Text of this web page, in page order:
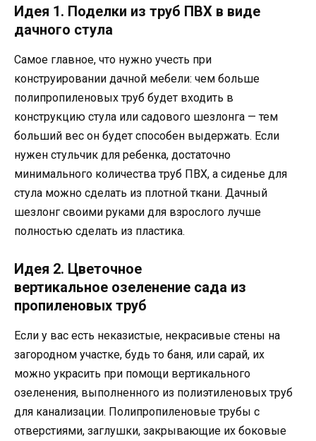
Идея 1. Поделки из труб ПВХ в виде
дачного стула
Самое главное, что нужно учесть при
конструировании дачной мебели: чем больше
полипропиленовых труб будет входить в
конструкцию стула или садового шезлонга — тем
больший вес он будет способен выдержать. Если
нужен стульчик для ребенка, достаточно
минимального количества труб ПВХ, а сиденье для
стула можно сделать из плотной ткани. Дачный
шезлонг своими руками для взрослого лучше
полностью сделать из пластика.
Идея 2. Цветочное
вертикальное озеленение сада из
пропиленовых труб
Если у вас есть неказистые, некрасивые стены на
загородном участке, будь то баня, или сарай, их
можно украсить при помощи вертикального
озеленения, выполненного из полиэтиленовых труб
для канализации. Полипропиленовые трубы с
отверстиями, заглушки, закрывающие их боковые